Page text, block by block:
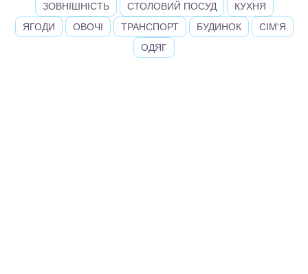
ЗОВНІШНІСТЬ
СТОЛОВИЙ ПОСУД
КУХНЯ
ЯГОДИ
ОВОЧІ ТРАНСПОРТ БУДИНОК
СІМ'Я
ОДЯГ